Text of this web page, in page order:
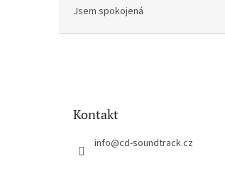
Jsem spokojená
Kontakt
info@cd-soundtrack.cz